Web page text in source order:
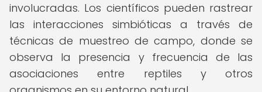
involucradas. Los científicos pueden rastrear
las interacciones simbióticas a través de
técnicas de muestreo de campo, donde se
observa la presencia y frecuencia de las
asociaciones entre reptiles y otros